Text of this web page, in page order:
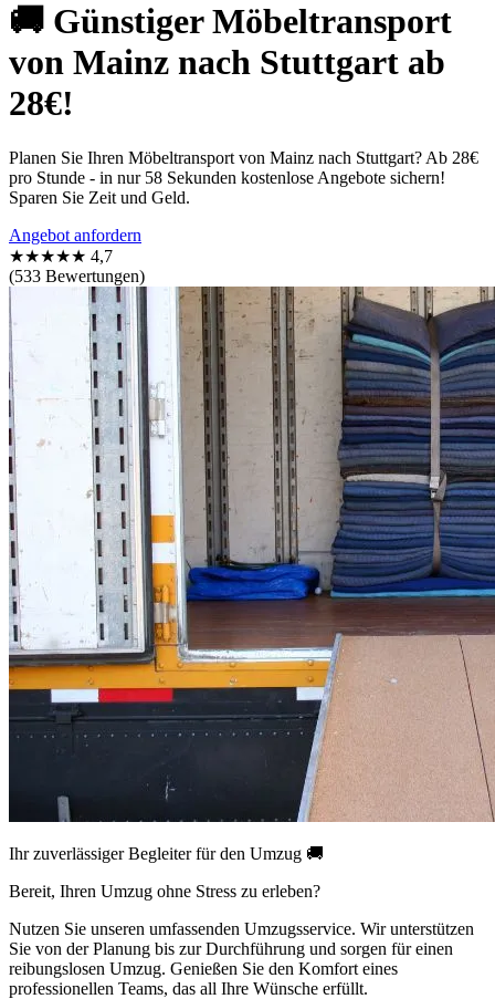
🚚 Günstiger Möbeltransport
von Mainz nach Stuttgart ab
28€!
Planen Sie Ihren Möbeltransport von Mainz nach Stuttgart? Ab 28€
pro Stunde - in nur 58 Sekunden kostenlose Angebote sichern!
Sparen Sie Zeit und Geld.
Angebot anfordern
★★★★★ 4,7
(533 Bewertungen)
Ihr zuverlässiger Begleiter für den Umzug 🚚
Bereit, Ihren Umzug ohne Stress zu erleben?
Nutzen Sie unseren umfassenden Umzugsservice. Wir unterstützen
Sie von der Planung bis zur Durchführung und sorgen für einen
reibungslosen Umzug. Genießen Sie den Komfort eines
professionellen Teams, das all Ihre Wünsche erfüllt.